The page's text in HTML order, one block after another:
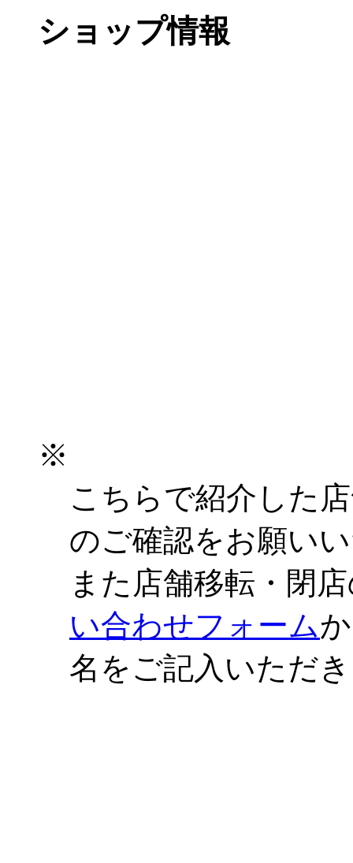
ショップ情報
※
こちらで紹介した
のご確認をお願い
また店舗移転・閉
い合わせフォーム
名をご記入いただ